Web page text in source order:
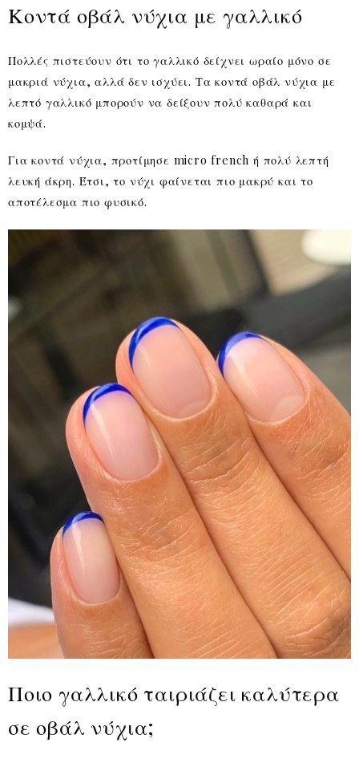
Κοντά οβάλ νύχια με γαλλικό
Πολλές πιστεύουν ότι το γαλλικό δείχνει ωραίο μόνο σε
μακριά νύχια, αλλά δεν ισχύει. Τα κοντά οβάλ νύχια με
λεπτό γαλλικό μπορούν να δείξουν πολύ καθαρά και
κομψά.
Για κοντά νύχια, προτίμησε micro french ή πολύ λεπτή
λευκή άκρη. Έτσι, το νύχι φαίνεται πιο μακρύ και το
αποτέλεσμα πιο φυσικό.
Ποιο γαλλικό ταιριάζει καλύτερα
σε οβάλ νύχια;